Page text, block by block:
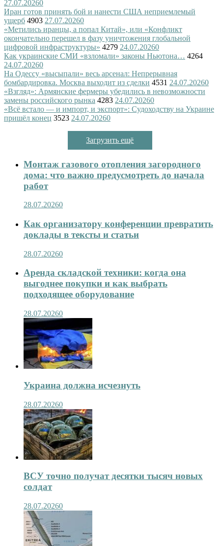
27.07.20260
Иран готов принять бой и нанести США неприемлемый
ущерб 4903 27.07.20260
«Метились иранцы, а попал Китай», или «Конфликт
окончательно перешел в фазу уничтожения глобальной
цифровой инфраструктуры» 4279 24.07.20260
Как украинские СМИ «взломали» законы Ньютона… 4264
24.07.20260
На Одессу «высыпали» весь арсенал: Непрерывная
бомбардировка. Москва выходит из сделки 4531 24.07.20260
«Взгляд»: Армянские фермеры убедились в невозможности
замены российского рынка 4283 24.07.20260
«Всё встало — и импорт, и экспорт»: Судоходству на Украине
пришёл конец 3523 24.07.20260
Загрузить ещё
Монтаж газового отопления загородного
дома: что важно предусмотреть до начала
работ
28.07.20260
Как организатору конференции превратить
доклады в тексты и статьи
28.07.20260
Аренда складской техники: когда она
выгоднее покупки и как выбрать
подходящее оборудование
28.07.20260
Украина должна исчезнуть
28.07.20260
ВСУ точно получат десятки тысяч новых
солдат
28.07.20260